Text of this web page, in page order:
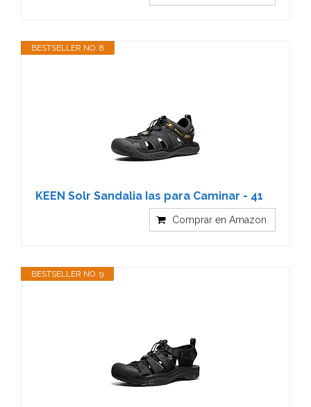
BESTSELLER NO. 8
KEEN Solr Sandalia Ias para Caminar - 41
Comprar en Amazon
BESTSELLER NO. 9